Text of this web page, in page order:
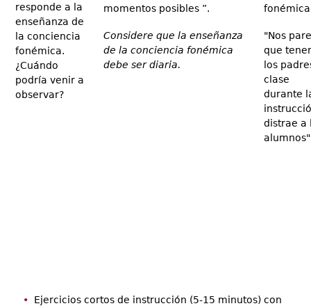
responde a la
enseñanza de
la conciencia
fonémica.
¿Cuándo
podría venir a
observar?
momentos posibles ”.
Considere que la enseñanza
de la conciencia fonémica
debe ser diaria.
"Nos
que
los
clase
durante
distrae a
Ejercicios cortos de instrucción (5-15 minutos) con